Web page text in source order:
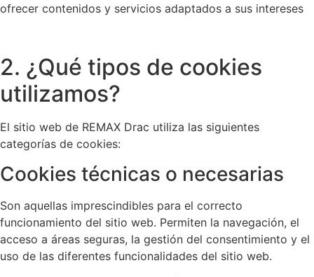
ofrecer contenidos y servicios adaptados a sus intereses
2. ¿Qué tipos de cookies
utilizamos?
El sitio web de REMAX Drac utiliza las siguientes
categorías de cookies:
Cookies técnicas o necesarias
Son aquellas imprescindibles para el correcto
funcionamiento del sitio web. Permiten la navegación, el
acceso a áreas seguras, la gestión del consentimiento y el
uso de las diferentes funcionalidades del sitio web.